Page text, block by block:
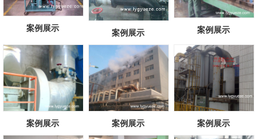
案例展示 案例展示 案例展示
案例展示 案例展示 案例展示